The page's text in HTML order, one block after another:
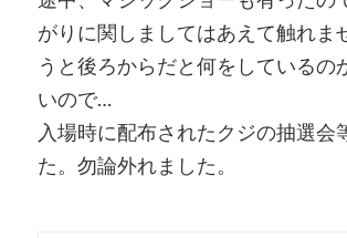
がりに関しましてはあえて触れま
うと後ろからだと何をしているの
いので…
入場時に配布されたクジの抽選会
た。勿論外れました。